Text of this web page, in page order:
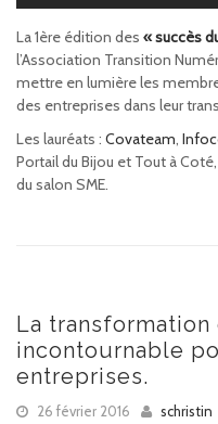
La 1ère édition des « succès
l’Association Transition
mettre en lumière les
des entreprises dans leur
Les lauréats : Covateam,
Portail du Bijou et Tout à
du salon SME.
La
incontournable
entreprises.
26 février 2016
schristin